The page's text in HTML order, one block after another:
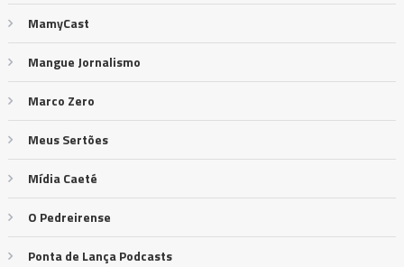
MamyCast
Mangue Jornalismo
Marco Zero
Meus Sertões
Mídia Caeté
O Pedreirense
Ponta de Lança Podcasts